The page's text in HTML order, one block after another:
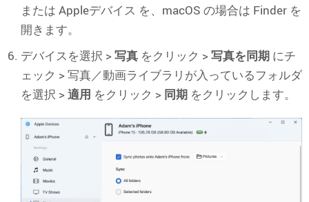
または Appleデバイス を、macOS の場合は Finder を
開きます。
デバイスを選択 >写真 をクリック >写真を同期 にチ
ェック > 写真／動画ライブラリが入っているフォルダ
を選択 >適用 をクリック > 同期 をクリックします。